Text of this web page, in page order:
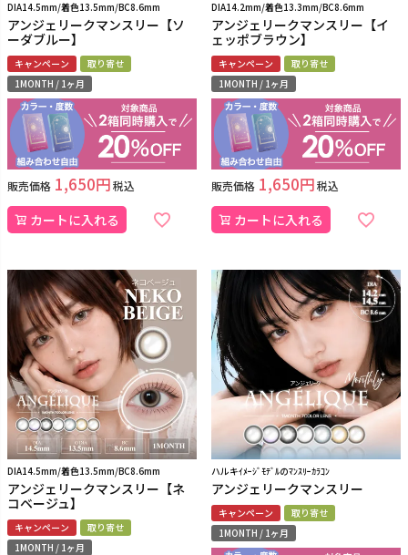
DIA14.5mm/着色13.5mm/BC8.6mm
アンジェリークマンスリー【ソ
ーダブルー】
キャンペーン
取り寄せ
1MONTH / 1ヶ月
販売価格 1,650 税込
カートに入れる
DIA14.2mm/着色13.3mm/BC8.6mm
アンジェリークマンスリー【イ
ェッポブラウン】
キャンペーン
取り寄せ
1MONTH / 1ヶ月
販売価格 1,650 税込
カートに入れる
DIA14.5mm/着色13.5mm/BC8.6mm
アンジェリークマンスリー【ネ
コベージュ】
キャンペーン
取り寄せ
1MONTH / 1ヶ月
ハルキｲﾒｰｼﾞﾓﾃﾞﾙのﾏﾝｽﾘｰｶﾗｺﾝ
アンジェリークマンスリー
キャンペーン
取り寄せ
1MONTH / 1ヶ月